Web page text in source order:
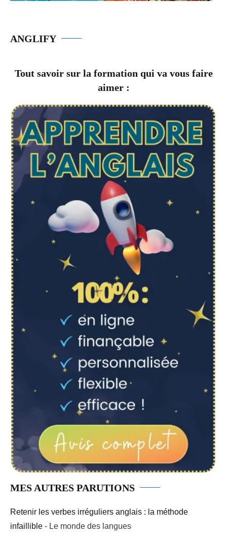
ANGLIFY
Tout savoir sur la formation qui va vous faire
aimer :
MES AUTRES PARUTIONS
Retenir les verbes irréguliers anglais : la méthode
infaillible - Le monde des langues